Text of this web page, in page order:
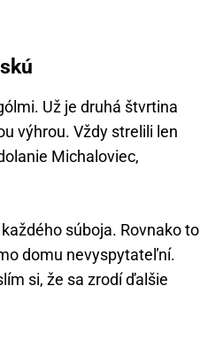
Už je druhá štvrtina
výhrou. Vždy strelili len
Michaloviec,
súboja. Rovnako to
domu nevyspytateľní.
si, že sa zrodí ďalšie